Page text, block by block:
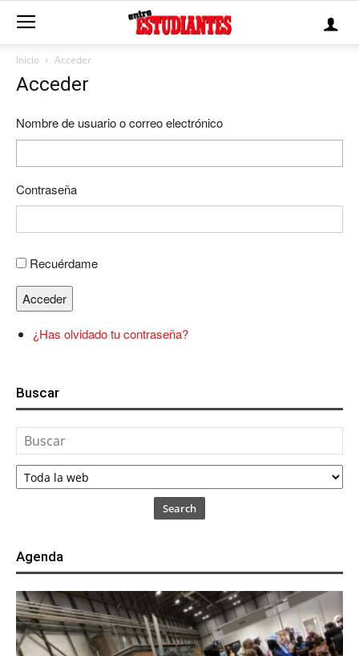
Inicio Acceder
Acceder
Nombre de usuario o correo electrónico
Contraseña
Recuérdame
Acceder
¿Has olvidado tu contraseña?
Buscar
Search
Agenda